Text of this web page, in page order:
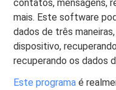
contatos, mensagens,
mais. Este software
dados de três
dispositivo,
recuperando os dados
Este programa é